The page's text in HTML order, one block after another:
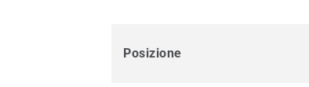
Posizione